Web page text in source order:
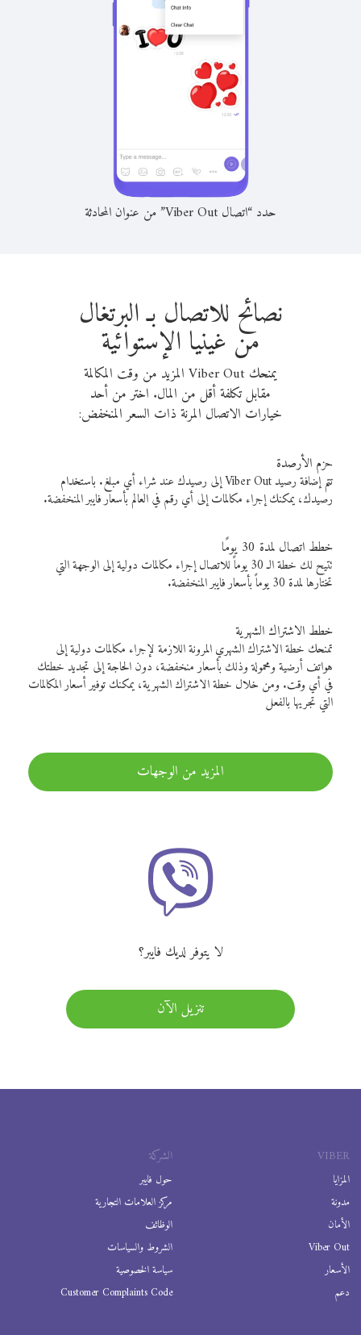
حدد “اتصال Viber Out” من عنوان المحادثة
نصائح للاتصال بـ البرتغال
من غينيا الإستوائية
يمنحك Viber Out المزيد من وقت المكالمة
مقابل تكلفة أقل من المال. اختر من أحد
خيارات الاتصال المرنة ذات السعر المنخفض:
حزم الأرصدة
تتم إضافة رصيد Viber Out إلى رصيدك عند شراء أي مبلغ. باستخدام
رصيدك، يمكنك إجراء مكالمات إلى أي رقم في العالم بأسعار فايبر المنخفضة.
خطط اتصال لمدة 30 يومًا
تتيح لك خطة الـ 30 يوماً للاتصال إجراء مكالمات دولية إلى الوجهة التي
تختارها لمدة 30 يوماً بأسعار فايبر المنخفضة.
خطط الاشتراك الشهرية
تمنحك خطة الاشتراك الشهري المرونة اللازمة لإجراء مكالمات دولية إلى
هواتف أرضية ومحمولة وذلك بأسعار منخفضة، دون الحاجة إلى تجديد خطتك
في أي وقت. ومن خلال خطة الاشتراك الشهرية، يمكنك توفير أسعار المكالمات
التي تجريها بالفعل
المزيد من الوجهات
لا يتوفر لديك فايبر؟
تنزيل الآن
VIBER
المزايا
مدونة
الأمان
Viber Out
الأسعار
دعم
الشركة
حول فايبر
مركز العلامات التجارية
الوظائف
الشروط والسياسات
سياسة الخصوصية
Customer Complaints Code